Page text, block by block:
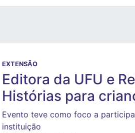
EXTENSÃO
Editora da UFU e
Histórias para
Evento teve como foco a
instituição